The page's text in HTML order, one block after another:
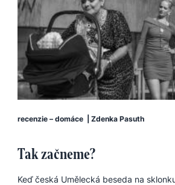
recenzie – domáce Zdenka Pasuth
Tak začneme?
Keď česká Umělecká beseda na